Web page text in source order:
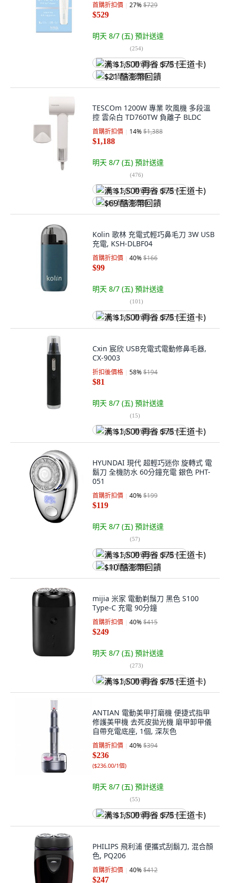
首購折扣價 27%$729
$529
明天 8/7 (五) 預計送達
(254)
满 $1,500 再省 $75 (王道卡)
$21 酷澎幣回饋
TESCOm 1200W 專業 吹風機 多段溫
控 雲朵白 TD760TW 負離子 BLDC
首購折扣價 14%$1,388
$1,188
明天 8/7 (五) 預計送達
(476)
满 $1,500 再省 $75 (王道卡)
$69 酷澎幣回饋
Kolin 歌林 充電式輕巧鼻毛刀 3W USB
充電, KSH-DLBF04
首購折扣價 40%$166
$99
明天 8/7 (五) 預計送達
(101)
满 $1,500 再省 $75 (王道卡)
Cxin 宸欣 USB充電式電動修鼻毛器,
CX-9003
折扣後價格 58%$194
$81
明天 8/7 (五) 預計送達
(15)
满 $1,500 再省 $75 (王道卡)
HYUNDAI 現代 超輕巧迷你 旋轉式 電
鬍刀 全機防水 60分鐘充電 銀色 PHT-
051
首購折扣價 40%$199
$119
明天 8/7 (五) 預計送達
(57)
满 $1,500 再省 $75 (王道卡)
$10 酷澎幣回饋
mijia 米家 電動剃鬚刀 黑色 S100
Type-C 充電 90分鐘
首購折扣價 40%$415
$249
明天 8/7 (五) 預計送達
(273)
满 $1,500 再省 $75 (王道卡)
ANTIAN 電動美甲打磨機 便捷式指甲
修護美甲機 去死皮拋光機 磨甲卸甲儀
自帶充電底座, 1個, 深灰色
首購折扣價 40%$394
$236
($236.00/1個)
明天 8/7 (五) 預計送達
(55)
满 $1,500 再省 $75 (王道卡)
PHILIPS 飛利浦 便攜式刮鬍刀, 混合顏
色, PQ206
首購折扣價 40%$412
$247